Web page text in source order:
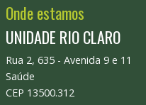
Onde estamos
UNIDADE RIO CLARO
Rua 2, 635 - Avenida 9 e 11
Saúde
CEP 13500.312